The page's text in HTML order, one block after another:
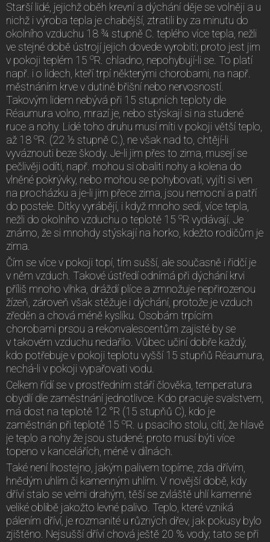
Starší lidé, jejichž oběh krevní a dýchání děje se volněji a u
nichž i výroba tepla je chabější, ztratili by za minutu do
okolního vzduchu 18 ¾ stupně C. teplého více tepla, nežli
ve stejné době ústrojí jejich dovede vyrobiti; proto jest jim
v pokoji teplém 15 oR. chladno, nepohybují-li se. To platí
např. i o lidech, kteří trpí některými chorobami, na např.
městnáním krve v dutině břišní nebo nervosností.
Takovým lidem nebývá při 15 stupních teploty dle
Réaumura volno, mrazí je, nebo stýskají si na studené
ruce a nohy. Lidé toho druhu musí míti v pokoji větší teplo,
až 18 oR. (22 ½ stupně C.), ne však nad to, chtějí-li
vyváznouti beze škody. Je-li jim přes to zima, musejí se
pečlivěji odíti, např. mohou si obaliti nohy a kolena do
vlněné pokrývky, nebo mohou se pohybovati, vyjíti si ven
na procházku a je-li jim přece zima, jsou nemocní a patří
do postele. Dítky vyrábějí, i když mnoho sedí, více tepla,
nežli do okolního vzduchu o teplotě 15 oR vydávají. Je
známo, že si mnohdy stýskají na horko, kdežto rodičům je
zima.
Čím se více v pokoji topí, tím sušší, ale současně i řidčí je
v něm vzduch. Takové ústředí odnímá při dýchání krvi
příliš mnoho vlhka, dráždí plíce a zmnožuje nepřirozenou
žízeň, zároveň však stěžuje i dýchání, protože je vzduch
zředěn a chová méně kyslíku. Osobám trpícím
chorobami prsou a rekonvalescentům zajisté by se
v takovém vzduchu nedařilo. Vůbec učiní dobře každý,
kdo potřebuje v pokoji teplotu vyšší 15 stupňů Réaumura,
nechá-li v pokoji vypařovati vodu.
Celkem řídí se v prostředním stáří člověka, temperatura
obydlí dle zaměstnání jednotlivce. Kdo pracuje svalstvem,
má dost na teplotě 12 °R (15 stupňů C), kdo je
zaměstnán při teplotě 15 oR. u psacího stolu, cítí, že hlavě
je teplo a nohy že jsou studené; proto musí býti více
topeno v kancelářích, méně v dílnách.
Také není lhostejno, jakým palivem topíme, zda dřívím,
hnědým uhlím či kamenným uhlím. V novější době, kdy
dříví stalo se velmi drahým, těší se zvláště uhlí kamenné
veliké oblibě jakožto levné palivo. Teplo, které vzniká
pálením dříví, je rozmanité u různých dřev, jak pokusy bylo
zjištěno. Nejsušší dříví chová ještě 20 % vody; tato se při